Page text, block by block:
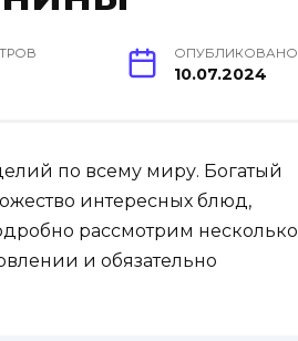
ОПУБЛИКОВАНО
10.07.2024
по всему миру. Богатый
интересных блюд,
рассмотрим несколько
и обязательно